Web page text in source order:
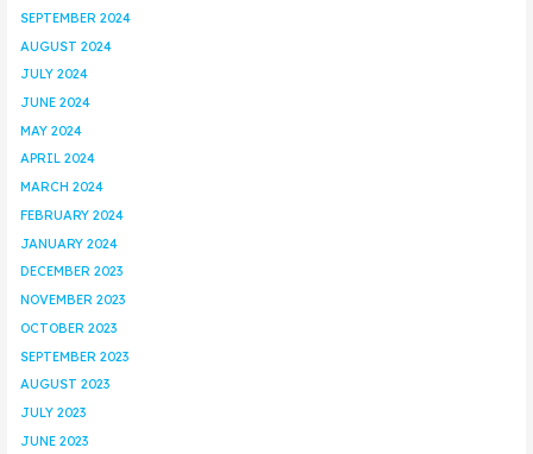
SEPTEMBER 2024
AUGUST 2024
JULY 2024
JUNE 2024
MAY 2024
APRIL 2024
MARCH 2024
FEBRUARY 2024
JANUARY 2024
DECEMBER 2023
NOVEMBER 2023
OCTOBER 2023
SEPTEMBER 2023
AUGUST 2023
JULY 2023
JUNE 2023